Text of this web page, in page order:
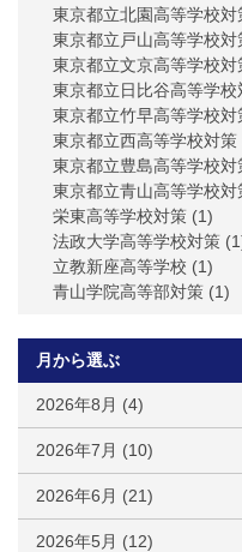
東京都立北園高等学校対
東京都立戸山高等学校対
東京都立文京高等学校対
東京都立日比谷高等学校
東京都立竹早高等学校対
東京都立西高等学校対策
東京都立豊島高等学校対
東京都立青山高等学校対
栄東高等学校対策 (1)
法政大学高等学校対策
立教新座高等学校 (1)
青山学院高等部対策 (1)
月から選ぶ
2026年8月 (4)
2026年7月 (10)
2026年6月 (21)
2026年5月 (12)